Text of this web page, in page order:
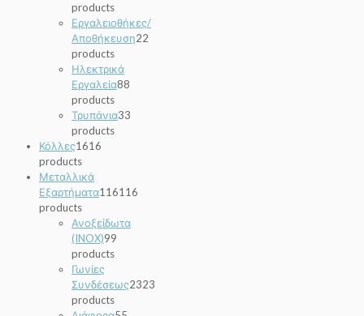
products
Εργαλειοθήκες/
Αποθήκευση22
products
Ηλεκτρικά
Εργαλεία88
products
Τρυπάνια33
products
Κόλλες1616
products
Μεταλλικά
Εξαρτήματα116116
products
Ανοξείδωτα
(INOX)99
products
Γωνίες
Συνδέσεως2323
products